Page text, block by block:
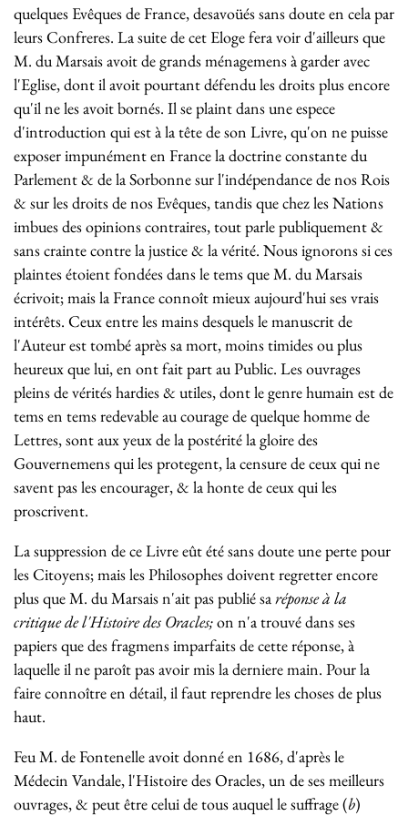
quelques Evêques de France, desavoüés sans doute en cela par
leurs Confreres. La suite de cet Eloge fera voir d'ailleurs que
M. du Marsais avoit de grands ménagemens à garder avec
l'Eglise, dont il avoit pourtant défendu les droits plus encore
qu'il ne les avoit bornés. Il se plaint dans une espece
d'introduction qui est à la tête de son Livre, qu'on ne puisse
exposer impunément en France la doctrine constante du
Parlement & de la Sorbonne sur l'indépendance de nos Rois
& sur les droits de nos Evêques, tandis que chez les Nations
imbues des opinions contraires, tout parle publiquement &
sans crainte contre la justice & la vérité. Nous ignorons si ces
plaintes étoient fondées dans le tems que M. du Marsais
écrivoit; mais la France connoît mieux aujourd'hui ses vrais
intérêts. Ceux entre les mains desquels le manuscrit de
l'Auteur est tombé après sa mort, moins timides ou plus
heureux que lui, en ont fait part au Public. Les ouvrages
pleins de vérités hardies & utiles, dont le genre humain est de
tems en tems redevable au courage de quelque homme de
Lettres, sont aux yeux de la postérité la gloire des
Gouvernemens qui les protegent, la censure de ceux qui ne
savent pas les encourager, & la honte de ceux qui les
proscrivent.
La suppression de ce Livre eût été sans doute une perte pour
les Citoyens; mais les Philosophes doivent regretter encore
plus que M. du Marsais n'ait pas publié saréponse à la
critique de l'Histoire des Oracles;on n'a trouvé dans ses
papiers que des fragmens imparfaits de cette réponse, à
laquelle il ne paroît pas avoir mis la derniere main. Pour la
faire connoître en détail, il faut reprendre les choses de plus
haut.
Feu M. de Fontenelle avoit donné en 1686, d'après le
Médecin Vandale, l'Histoire des Oracles, un de ses meilleurs
ouvrages, & peut être celui de tous auquel le suffrage (b)